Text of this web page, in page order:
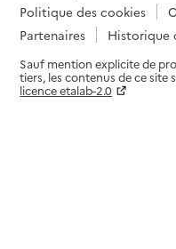
Politique des cookies
Partenaires
Historique
Sauf mention explicite de
tiers, les contenus de ce site
licence etalab-2.0